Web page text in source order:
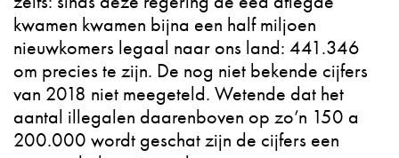
kwamen kwamen bijna een half miljoen
nieuwkomers legaal naar ons land: 441.346
om precies te zijn. De nog niet bekende cijfers
van 2018 niet meegeteld. Wetende dat het
aantal illegalen daarenboven op zo’n 150 a
200.000 wordt geschat zijn de cijfers een